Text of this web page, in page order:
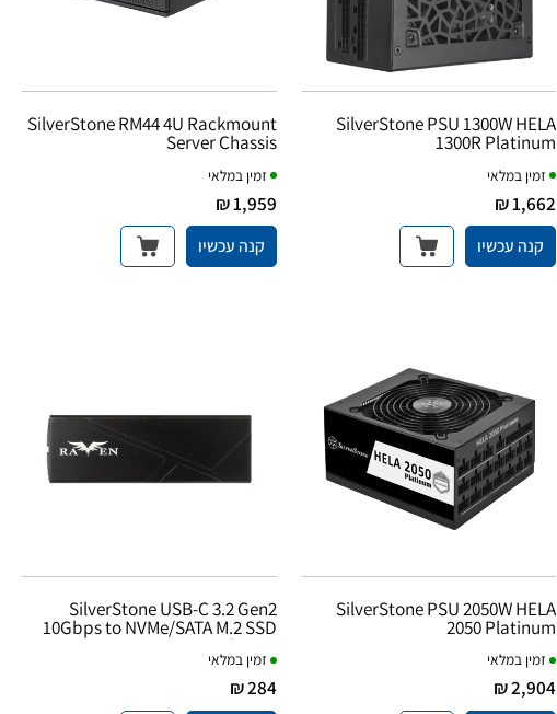
SilverStone PSU 1300W HELA
1300R Platinum
זמין במלאי
1,662 ₪
קנה עכשיו
SilverStone RM44 4U Rackmount
Server Chassis
זמין במלאי
1,959 ₪
קנה עכשיו
SilverStone PSU 2050W HELA
2050 Platinum
זמין במלאי
2,904 ₪
SilverStone USB-C 3.2 Gen2
10Gbps to NVMe/SATA M.2 SSD
Enclosure
זמין במלאי
284 ₪